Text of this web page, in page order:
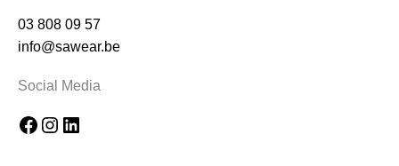
03 808 09 57
info@sawear.be
Social Media